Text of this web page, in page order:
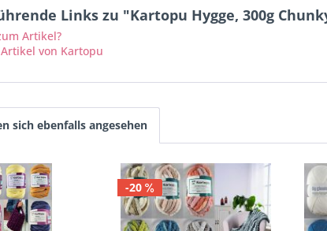
Links zu "Kartopu Hygge, 300g
Artikel?
von Kartopu
sich ebenfalls angesehen
-20